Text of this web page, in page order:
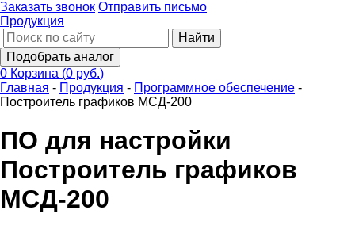
Заказать звонок Отправить письмо
Продукция
Найти
Подобрать аналог
0 Корзина (0 руб.)
Главная - Продукция - Программное обеспечение -
Построитель графиков МСД-200
ПО для настройки
Построитель графиков
МСД-200